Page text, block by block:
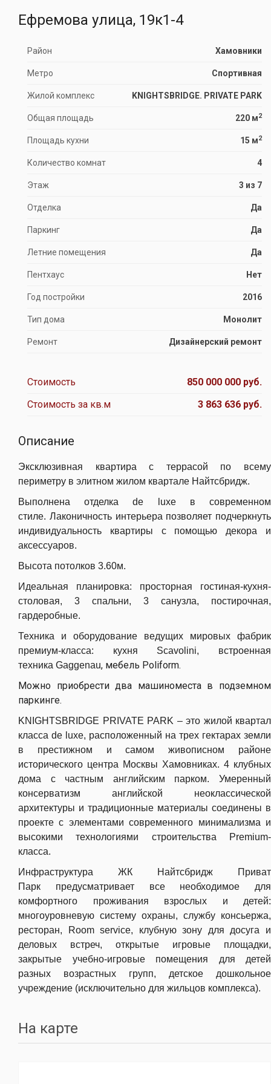
Ефремова улица, 19к1-4
Район Хамовники
Метро Спортивная
Жилой комплекс KNIGHTSBRIDGE. PRIVATE PARK
Общая площадь 220 м2
Площадь кухни 15 м2
Количество комнат 4
Этаж 3 из 7
Отделка Да
Паркинг Да
Летние помещения Да
Пентхаус Нет
Год постройки 2016
Тип дома Монолит
Ремонт Дизайнерский ремонт
Стоимость
850 000 000 руб.
Стоимость за кв.м
3 863 636 руб.
Описание
Эксклюзивная квартира с террасой по всему
периметру в элитном жилом квартале Найтсбридж.
Выполнена отделка de luxe в современном
стиле. Лаконичность интерьера позволяет подчеркнуть
индивидуальность квартиры с помощью декора и
аксессуаров.
Высота потолков 3.60м.
Идеальная планировка: просторная гостиная-кухня-
столовая, 3 спальни, 3 санузла, постирочная,
гардеробные.
Техника и оборудование ведущих мировых фабрик
премиум-класса: кухня Scavolini, встроенная
техника Gaggenau, мебель Poliform.
Можно приобрести два машиноместа в подземном
паркинге.
KNIGHTSBRIDGE PRIVATE PARK – это жилой квартал
класса de luxe, расположенный на трех гектарах земли
в престижном и самом живописном районе
исторического центра Москвы Хамовниках. 4 клубных
дома с частным английским парком. Умеренный
консерватизм английской неоклассической
архитектуры и традиционные материалы соединены в
проекте с элементами современного минимализма и
высокими технологиями строительства Premium-
класса.
Инфраструктура ЖК Найтсбридж Приват
Парк предусматривает все необходимое для
комфортного проживания взрослых и детей:
многоуровневую систему охраны, службу консьержа,
ресторан, Room service, клубную зону для досуга и
деловых встреч, открытые игровые площадки,
закрытые учебно-игровые помещения для детей
разных возрастных групп, детское дошкольное
учреждение (исключительно для жильцов комплекса).
На карте